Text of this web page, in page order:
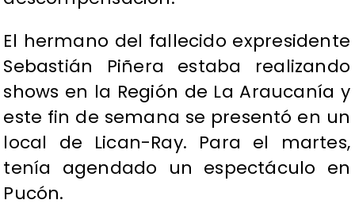
El hermano del fallecido expresidente
Sebastián Piñera estaba realizando
shows en la Región de La Araucanía y
este fin de semana se presentó en un
local de Lican-Ray. Para el martes,
tenía agendado un espectáculo en
Pucón.